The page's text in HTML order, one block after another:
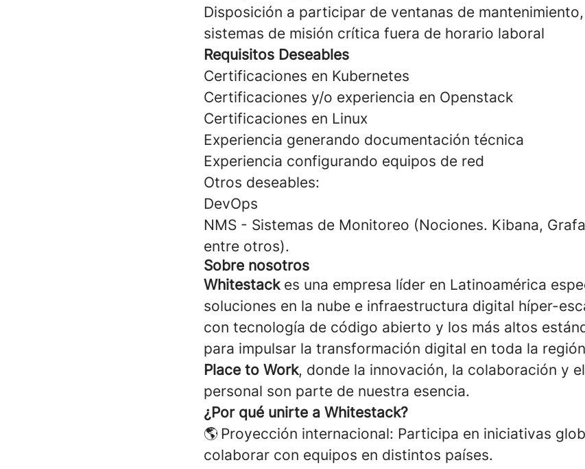
Disposición a participar de ventanas de
sistemas de misión crítica fuera de horario laboral
Requisitos Deseables
Certificaciones en Kubernetes
Certificaciones y/o experiencia en Openstack
Certificaciones en Linux
Experiencia generando documentación técnica
Experiencia configurando equipos de red
Otros deseables:
DevOps
NMS - Sistemas de Monitoreo (Nociones. Kibana,
entre otros).
Sobre nosotros
Whitestack es una empresa líder en Latinoamérica
soluciones en la nube e infraestructura digital híper-
con tecnología de código abierto y los más altos
para impulsar la transformación digital en toda la
Place to Work, donde la innovación, la colaboración y
personal son parte de nuestra esencia.
¿Por qué unirte a Whitestack?
🌎 Proyección internacional: Participa en iniciativas
colaborar con equipos en distintos países.